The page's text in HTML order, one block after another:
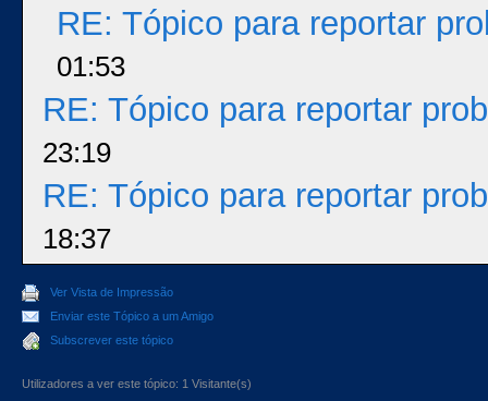
RE: Tópico para reportar
01:53
RE: Tópico para reportar
23:19
RE: Tópico para reportar
18:37
Ver Vista de Impressão
Enviar este Tópico a um Amigo
Subscrever este tópico
Utilizadores a ver este tópico: 1 Visitante(s)